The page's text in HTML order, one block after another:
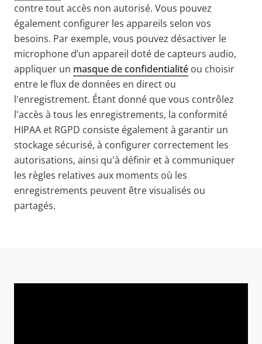
contre tout accès non autorisé. Vous pouvez
également configurer les appareils selon vos
besoins. Par exemple, vous pouvez désactiver le
microphone d’un appareil doté de capteurs audio,
appliquer un masque de confidentialité ou choisir
entre le flux de données en direct ou
l'enregistrement. Étant donné que vous contrôlez
l'accès à tous les enregistrements, la conformité
HIPAA et RGPD consiste également à garantir un
stockage sécurisé, à configurer correctement les
autorisations, ainsi qu'à définir et à communiquer
les règles relatives aux moments où les
enregistrements peuvent être visualisés ou
partagés.